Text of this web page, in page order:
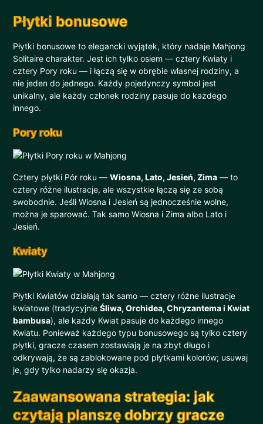
Płytki bonusowe
Płytki bonusowe to elegancki wyjątek, który nadaje Mahjong
Solitaire charakter. Jest ich tylko osiem — cztery Kwiaty i
cztery Pory roku — i łączą się w obrębie własnej rodziny, a
nie jeden do jednego. Każdy pojedynczy symbol jest
unikalny, ale każdy członek rodziny pasuje do każdego
innego.
Pory roku
Cztery płytki Pór roku —Wiosna, Lato, Jesień, Zima — to
cztery różne ilustracje, ale wszystkie łączą się ze sobą
swobodnie. Jeśli Wiosna i Jesień są jednocześnie wolne,
można je sparować. Tak samo Wiosna i Zima albo Lato i
Jesień.
Kwiaty
Płytki Kwiatów działają tak samo — cztery różne ilustracje
kwiatowe (tradycyjnieŚliwa, Orchidea, Chryzantema i Kwiat
bambusa), ale każdy Kwiat pasuje do każdego innego
Kwiatu. Ponieważ każdego typu bonusowego są tylko cztery
płytki, gracze czasem zostawiają je na zbyt długo i
odkrywają, że są zablokowane pod płytkami kolorów; usuwaj
je, gdy tylko nadarzy się okazja.
Zaawansowana strategia: jak
czytają planszę dobrzy gracze